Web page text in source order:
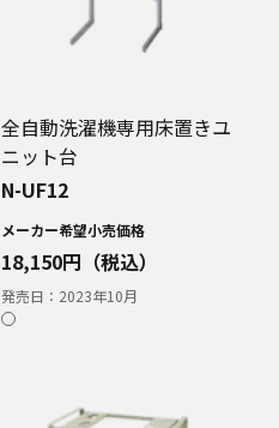
全自動洗濯機専用床置きユ
ニット台
N-UF12
メーカー希望小売価格
18,150円（税込）
発売日： 2023年10月